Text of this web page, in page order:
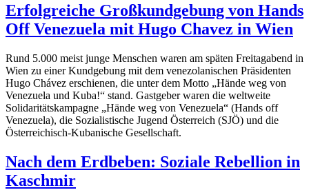
Erfolgreiche Großkundgebung von Hands
Off Venezuela mit Hugo Chavez in Wien
Rund 5.000 meist junge Menschen waren am späten Freitagabend in
Wien zu einer Kundgebung mit dem venezolanischen Präsidenten
Hugo Chávez erschienen, die unter dem Motto „Hände weg von
Venezuela und Kuba!“ stand. Gastgeber waren die weltweite
Solidaritätskampagne „Hände weg von Venezuela“ (Hands off
Venezuela), die Sozialistische Jugend Österreich (SJÖ) und die
Österreichisch-Kubanische Gesellschaft.
Nach dem Erdbeben: Soziale Rebellion in
Kaschmir